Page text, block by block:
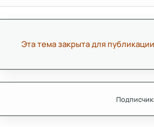
Эта тема закрыта для